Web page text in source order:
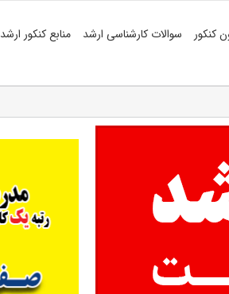
کنکور سوالات کارشناسی ارشد منابع کنکور ارشد